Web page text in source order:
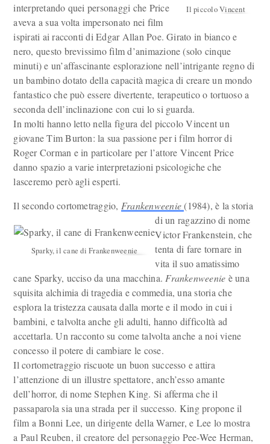
Il piccolo Vincent
interpretando quei personaggi che Price
aveva a sua volta impersonato nei film
ispirati ai racconti di Edgar Allan Poe. Girato in bianco e
nero, questo brevissimo film d’animazione (solo cinque
minuti) e un’affascinante esplorazione nell’intrigante regno di
un bambino dotato della capacità magica di creare un mondo
fantastico che può essere divertente, terapeutico o tortuoso a
seconda dell’inclinazione con cui lo si guarda.
In molti hanno letto nella figura del piccolo Vincent un
giovane Tim Burton: la sua passione per i film horror di
Roger Corman e in particolare per l’attore Vincent Price
danno spazio a varie interpretazioni psicologiche che
lasceremo però agli esperti.
Il secondo cortometraggio, Frankenweenie(1984), è la storia
Sparky, il cane di Frankenweenie
di un ragazzino di nome
Victor Frankenstein, che
tenta di fare tornare in
vita il suo amatissimo
cane Sparky, ucciso da una macchina. Frankenweenie è una
squisita alchimia di tragedia e commedia, una storia che
esplora la tristezza causata dalla morte e il modo in cui i
bambini, e talvolta anche gli adulti, hanno difficoltà ad
accettarla. Un racconto su come talvolta anche a noi viene
concesso il potere di cambiare le cose.
Il cortometraggio riscuote un buon successo e attira
l’attenzione di un illustre spettatore, anch’esso amante
dell’horror, di nome Stephen King. Si afferma che il
passaparola sia una strada per il successo. King propone il
film a Bonni Lee, un dirigente della Warner, e Lee lo mostra
a Paul Reuben, il creatore del personaggio Pee-Wee Herman,